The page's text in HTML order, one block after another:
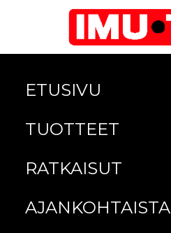
ETUSIVU
TUOTTEET
RATKAISUT
AJANKOHTAISTA